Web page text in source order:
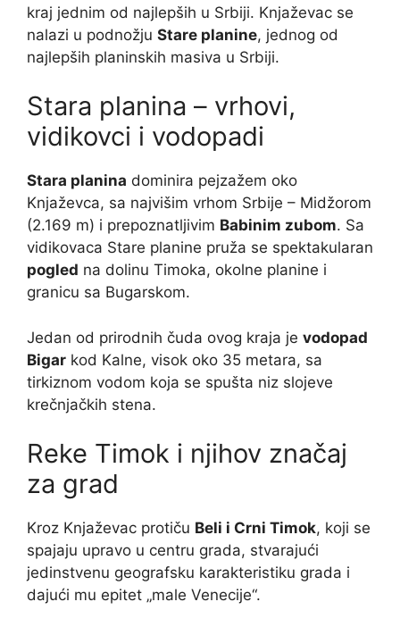
kraj jednim od najlepših u Srbiji. Knjaževac se
nalazi u podnožju Stare planine, jednog od
najlepših planinskih masiva u Srbiji.
Stara planina – vrhovi,
vidikovci i vodopadi
Stara planina dominira pejzažem oko
Knjaževca, sa najvišim vrhom Srbije – Midžorom
(2.169 m) i prepoznatljivim Babinim zubom. Sa
vidikovaca Stare planine pruža se spektakularan
pogled na dolinu Timoka, okolne planine i
granicu sa Bugarskom.
Jedan od prirodnih čuda ovog kraja je vodopad
Bigar kod Kalne, visok oko 35 metara, sa
tirkiznom vodom koja se spušta niz slojeve
krečnjačkih stena.
Reke Timok i njihov značaj
za grad
Kroz Knjaževac protiču Beli i Crni Timok, koji se
spajaju upravo u centru grada, stvarajući
jedinstvenu geografsku karakteristiku grada i
dajući mu epitet „male Venecije“.